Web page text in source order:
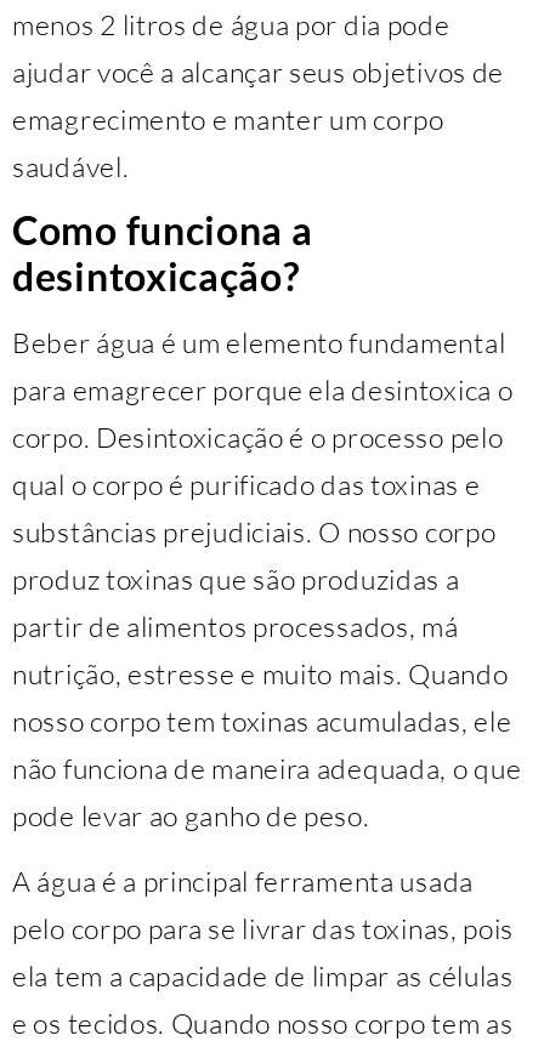
menos 2 litros de água por dia pode
ajudar você a alcançar seus objetivos de
emagrecimento e manter um corpo
saudável.
Como funciona a
desintoxicação?
Beber água é um elemento fundamental
para emagrecer porque ela desintoxica o
corpo. Desintoxicação é o processo pelo
qual o corpo é purificado das toxinas e
substâncias prejudiciais. O nosso corpo
produz toxinas que são produzidas a
partir de alimentos processados, má
nutrição, estresse e muito mais. Quando
nosso corpo tem toxinas acumuladas, ele
não funciona de maneira adequada, o que
pode levar ao ganho de peso.
A água é a principal ferramenta usada
pelo corpo para se livrar das toxinas, pois
ela tem a capacidade de limpar as células
e os tecidos. Quando nosso corpo tem as